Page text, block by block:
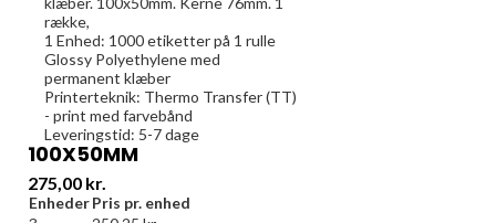
række,
1 Enhed: 1000etiketter på 1 rulle
Glossy Polyethylene med
permanent klæber
Printerteknik: Thermo Transfer (TT)
- print med farvebånd
Leveringstid: 5-7 dage
100X50MM
Pris
275,00 kr.
EnhederPris pr. enhed